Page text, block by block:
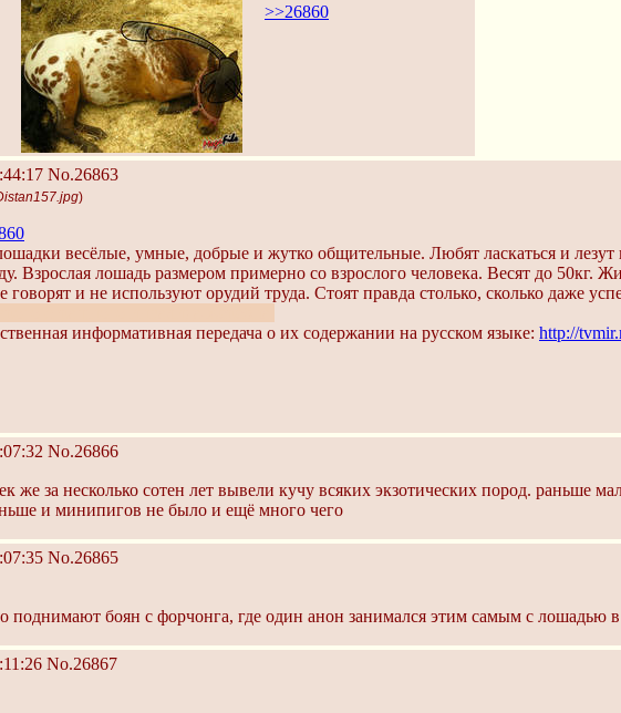
>>26860
No.26863
)
весёлые, умные, добрые и жутко общительные. Любят ласкаться и лезут
Взрослая лошадь размером примерно со взрослого человека. Весят до 50кг.
говорят и не используют орудий труда. Стоят правда столько, сколько даже
информативная передача о их содержании на русском языке: http://
No.26866
же за несколько сотен лет вывели кучу всяких экзотических пород. раньше
и минипигов не было и ещё много чего
No.26865
поднимают боян с форчонга, где один анон занимался этим самым с лошадью
No.26867